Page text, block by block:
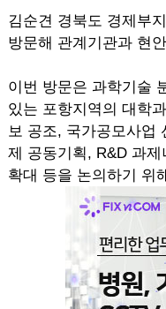
김순견 경북도 경제부
방문해 관계기관과 현
이번 방문은 과학기술
있는 포항지역의 대학
보 공조, 국가공모사업
제 공동기획, R&D 과
확대 등을 논의하기 위